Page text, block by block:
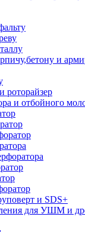
и
роторайзер
и отбойного
и SDS+
для УШМ и